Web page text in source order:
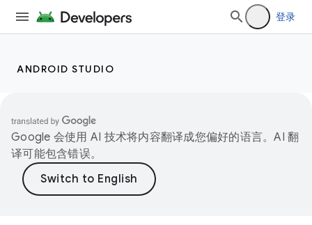
登录
ANDROID STUDIO
Google 会使用 AI 技术将内容翻译成您偏好的语言。AI 翻
译可能包含错误。